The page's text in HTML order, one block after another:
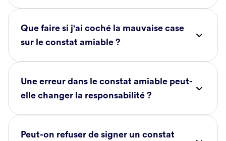
Que faire si j'ai coché la mauvaise case
sur le constat amiable ?
Une erreur dans le constat amiable peut-
elle changer la responsabilité ?
Peut-on refuser de signer un constat